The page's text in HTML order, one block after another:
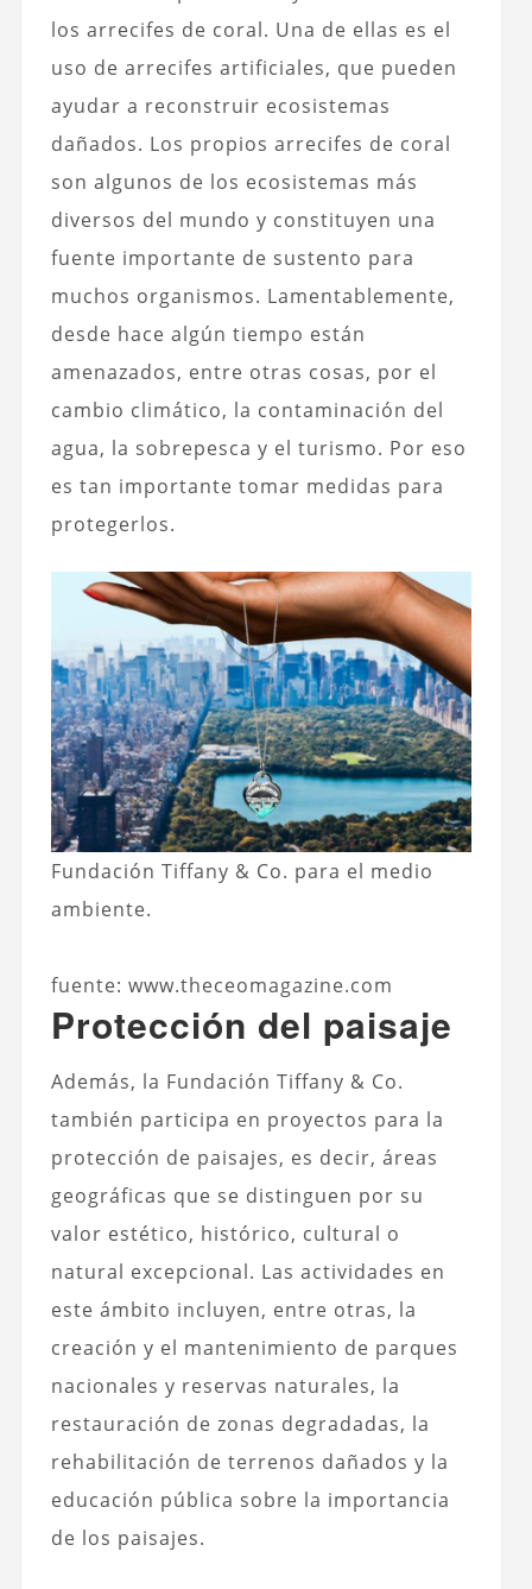
los arrecifes de coral. Una de ellas es el
uso de arrecifes artificiales, que pueden
ayudar a reconstruir ecosistemas
dañados. Los propios arrecifes de coral
son algunos de los ecosistemas más
diversos del mundo y constituyen una
fuente importante de sustento para
muchos organismos. Lamentablemente,
desde hace algún tiempo están
amenazados, entre otras cosas, por el
cambio climático, la contaminación del
agua, la sobrepesca y el turismo. Por eso
es tan importante tomar medidas para
protegerlos.
Fundación Tiffany & Co. para el medio
ambiente.
fuente: www.theceomagazine.com
Protección del paisaje
Además, la Fundación Tiffany & Co.
también participa en proyectos para la
protección de paisajes, es decir, áreas
geográficas que se distinguen por su
valor estético, histórico, cultural o
natural excepcional. Las actividades en
este ámbito incluyen, entre otras, la
creación y el mantenimiento de parques
nacionales y reservas naturales, la
restauración de zonas degradadas, la
rehabilitación de terrenos dañados y la
educación pública sobre la importancia
de los paisajes.